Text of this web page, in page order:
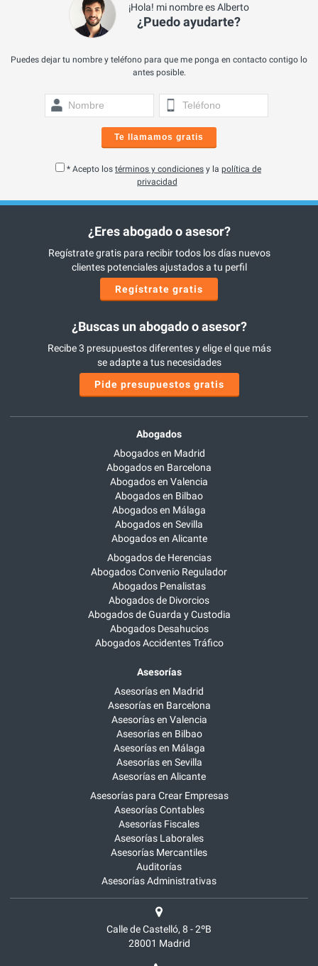
¡Hola! mi nombre es Alberto
¿Puedo ayudarte?
Puedes dejar tu nombre y teléfono para que me ponga en contacto contigo lo
antes posible.
Te llamamos gratis
* Acepto los términos y condiciones y la política de
privacidad
¿Eres abogado o asesor?
Regístrate gratis para recibir todos los días nuevos
clientes potenciales ajustados a tu perfil
Regístrate gratis
¿Buscas un abogado o asesor?
Recibe 3 presupuestos diferentes y elige el que más
se adapte a tus necesidades
Pide presupuestos gratis
Abogados
Abogados en Madrid
Abogados en Barcelona
Abogados en Valencia
Abogados en Bilbao
Abogados en Málaga
Abogados en Sevilla
Abogados en Alicante
Abogados de Herencias
Abogados Convenio Regulador
Abogados Penalistas
Abogados de Divorcios
Abogados de Guarda y Custodia
Abogados Desahucios
Abogados Accidentes Tráfico
Asesorías
Asesorías en Madrid
Asesorías en Barcelona
Asesorías en Valencia
Asesorías en Bilbao
Asesorías en Málaga
Asesorías en Sevilla
Asesorías en Alicante
Asesorías para Crear Empresas
Asesorías Contables
Asesorías Fiscales
Asesorías Laborales
Asesorías Mercantiles
Auditorías
Asesorías Administrativas
Calle de Castelló, 8 - 2ºB
28001 Madrid